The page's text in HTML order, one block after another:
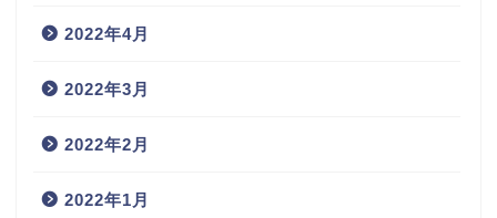
2022年4月
2022年3月
2022年2月
2022年1月